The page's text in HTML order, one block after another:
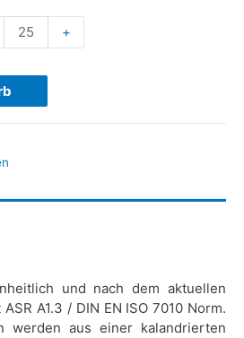
+
und nach dem aktuellen
A1.3 / DIN EN ISO 7010 Norm.
werden aus einer kalandrierten